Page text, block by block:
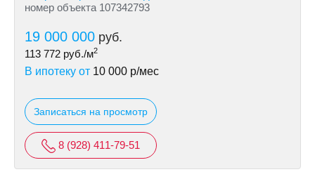
номер объекта 107342793
19 000 000 руб.
113 772 руб./м2
В ипотеку от 10 000 р/мес
Записаться на просмотр
8 (928) 411-79-51